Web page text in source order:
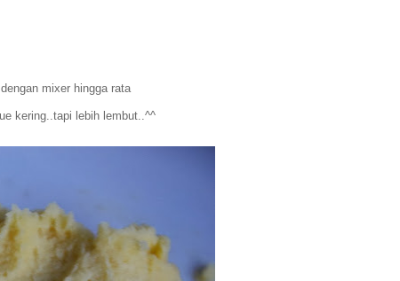
mixer hingga rata
kering..tapi lebih lembut..^^